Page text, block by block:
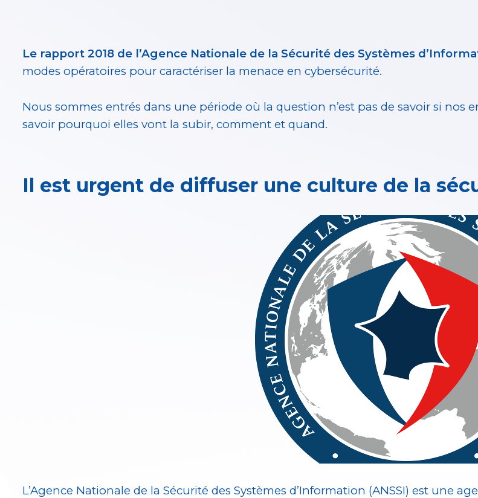
Le rapport 2018 de l’Agence Nationale de la Sécurité des Systèmes
modes opératoires pour caractériser la menace en cybersécurité.
Nous sommes entrés dans une période où la question n’est pas de savoir si
savoir pourquoi elles vont la subir, comment et quand.
Il est urgent de diffuser une culture de la
L’Agence Nationale de la Sécurité des Systèmes d’Information (ANSSI) est une